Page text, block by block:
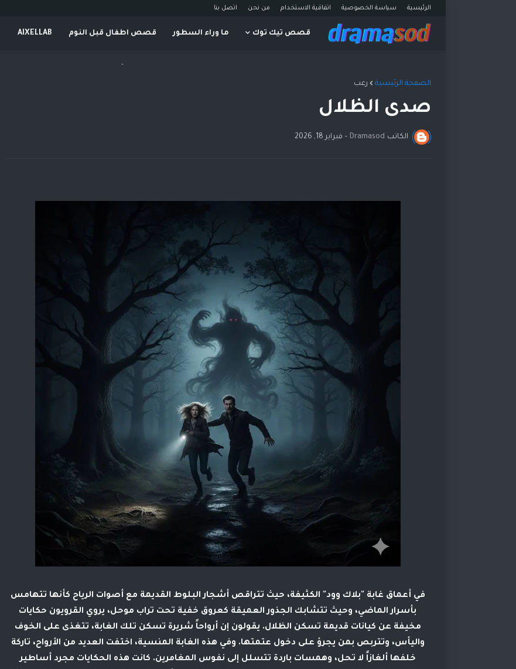
الرئيسية سياسة الخصوصية اتفاقية الاستخدام من نحن اتصل بنا
قصص تيك توك ما وراء السطور قصص اطفال قبل النوم AIXELLAB
-
الصفحة الرئيسية رعب
صدى الظلال
الكاتب Dramasod
- فبراير 18, 2026
في أعماق غابة "بلاك وود" الكثيفة، حيث تتراقص أشجار البلوط القديمة مع أصوات الرياح كأنها تتهامس
بأسرار الماضي، وحيث تتشابك الجذور العميقة كعروق خفية تحت تراب موحل، يروي القرويون حكايات
مخيفة عن كيانات قديمة تسكن الظلال. يقولون إن أرواحاً شريرة تسكن تلك الغابة، تتغذى على الخوف
واليأس، وتتربص بمن يجرؤ على دخول عتمتها. وفي هذه الغابة المنسية، اختفت العديد من الأرواح، تاركة
خلفها ألغازاً لا تحل، وهمسات باردة تتسلل إلى نفوس المغامرين. كانت هذه الحكايات مجرد أساطير